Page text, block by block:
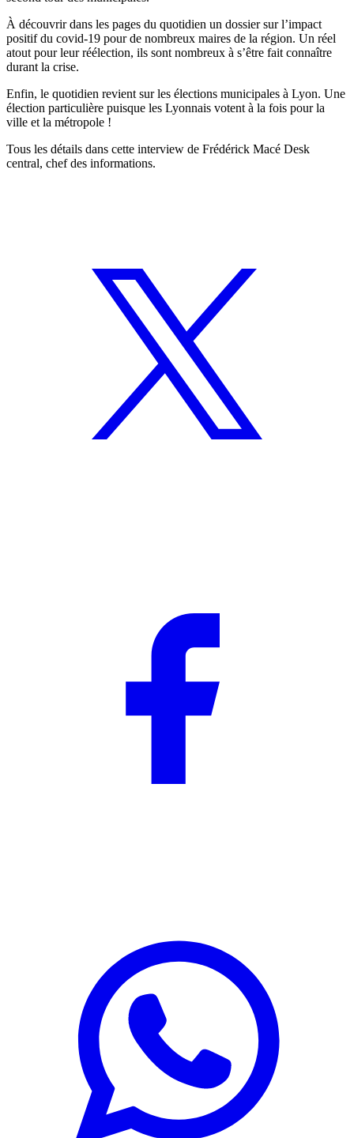
À découvrir dans les pages du quotidien un dossier sur l’impact
positif du covid-19 pour de nombreux maires de la région. Un réel
atout pour leur réélection, ils sont nombreux à s’être fait connaître
durant la crise.
Enfin, le quotidien revient sur les élections municipales à Lyon. Une
élection particulière puisque les Lyonnais votent à la fois pour la
ville et la métropole !
Tous les détails dans cette interview de Frédérick Macé Desk
central, chef des informations.